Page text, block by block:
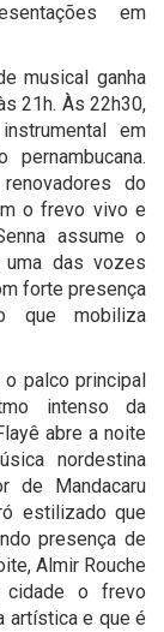
em
musical ganha
21h. Às 22h30,
em
do
o frevo vivo e
assume o
uma das vozes
forte presença
que mobiliza
palco principal
intenso da
abre a noite
nordestina
de Mandacaru
estilizado que
presença de
Almir Rouche
cidade o frevo
artística e que é